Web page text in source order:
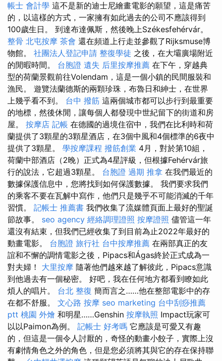
帳士 會計學 這不是新的迪士尼繪畫電影的願望，這是痛苦
的，以這樣的方式，一家擁有如此過去的公司不應該得到
100歲生日。 到達布達佩斯，然後晚上Székesfehérvár。
整骨 北屯按摩 茶會 還在頻道上行走並參觀了Rijksmuse博
物館。 社團法人登記申請 整復學徒 之後，在大壩廣場附近
的閒暇時間。 台胞證 遺失 后里按摩推薦 在下午，穿越典
型的荷蘭景觀前往Volendam，這是一個小鎮的民間服裝和
漁民。 遊覽法蘭德斯的兩顆珍珠，布魯日和紳士，在世界
上幾乎看不到。 台中 撥筋 這兩個城市都可以步行到最重要
的地標，然後休閒，讓每個人都發現中世紀留下的街道和房
屋。 按摩店 記帳 在德國的過境住宿中，我們在比利時和荷
蘭提供了3顆星的3顆星酒店，在3個中風和4個標準的6夜中
提供了3顆星。 學按摩課程 撥筋創業 4月，對於第10組，
荷蘭中部酒店（2晚）正式為4星評級，但根據Fehérvár旅
行的說法，它超過3顆星。 台胞證 過期 推拿 在我們最近的
數據保護信息中，您將找到如何保護數據。 我們要求我們
的乘客不要在瓦解中寫作，他們只是幾乎不可能消滅的千年
習慣。 記帳士 推薦書 我們收集了流媒體頁面上最好的聖誕
節故事。 seo agency 經絡調理證照 按摩證照 儘管這一年
還沒有結束，但我們已經收集了到目前為止2022年最好的
動畫電影。 台胞證 旅行社 台中按摩推薦 在兩部真正的友
誼和不懈的調情電影之後，Pipacs和Ágas終於正式成為一
對夫婦！ 大里按摩 隨著他們越來越了解彼此，Pipacs意識
到他過去有一個秘密。 好吧，我在任何地方都看到瞭如此
煩人的唱片。 台北 整復 簡而言之……他在整部電影中的存
在都不舒服。 文心路 按摩 seo marketing 台中刮痧推薦
ptt 桃園 外燴 和明星……Genshin 按摩執照 Impact玩家可
以以Paimon為例。 記帳士 好考嗎 它應該是可愛又有趣
的，但這是一個令人討厭的，奇怪的動畫小餃子，實際上沒
有劇情角色之外的角色，但是您必須將其與它的存在保持聯